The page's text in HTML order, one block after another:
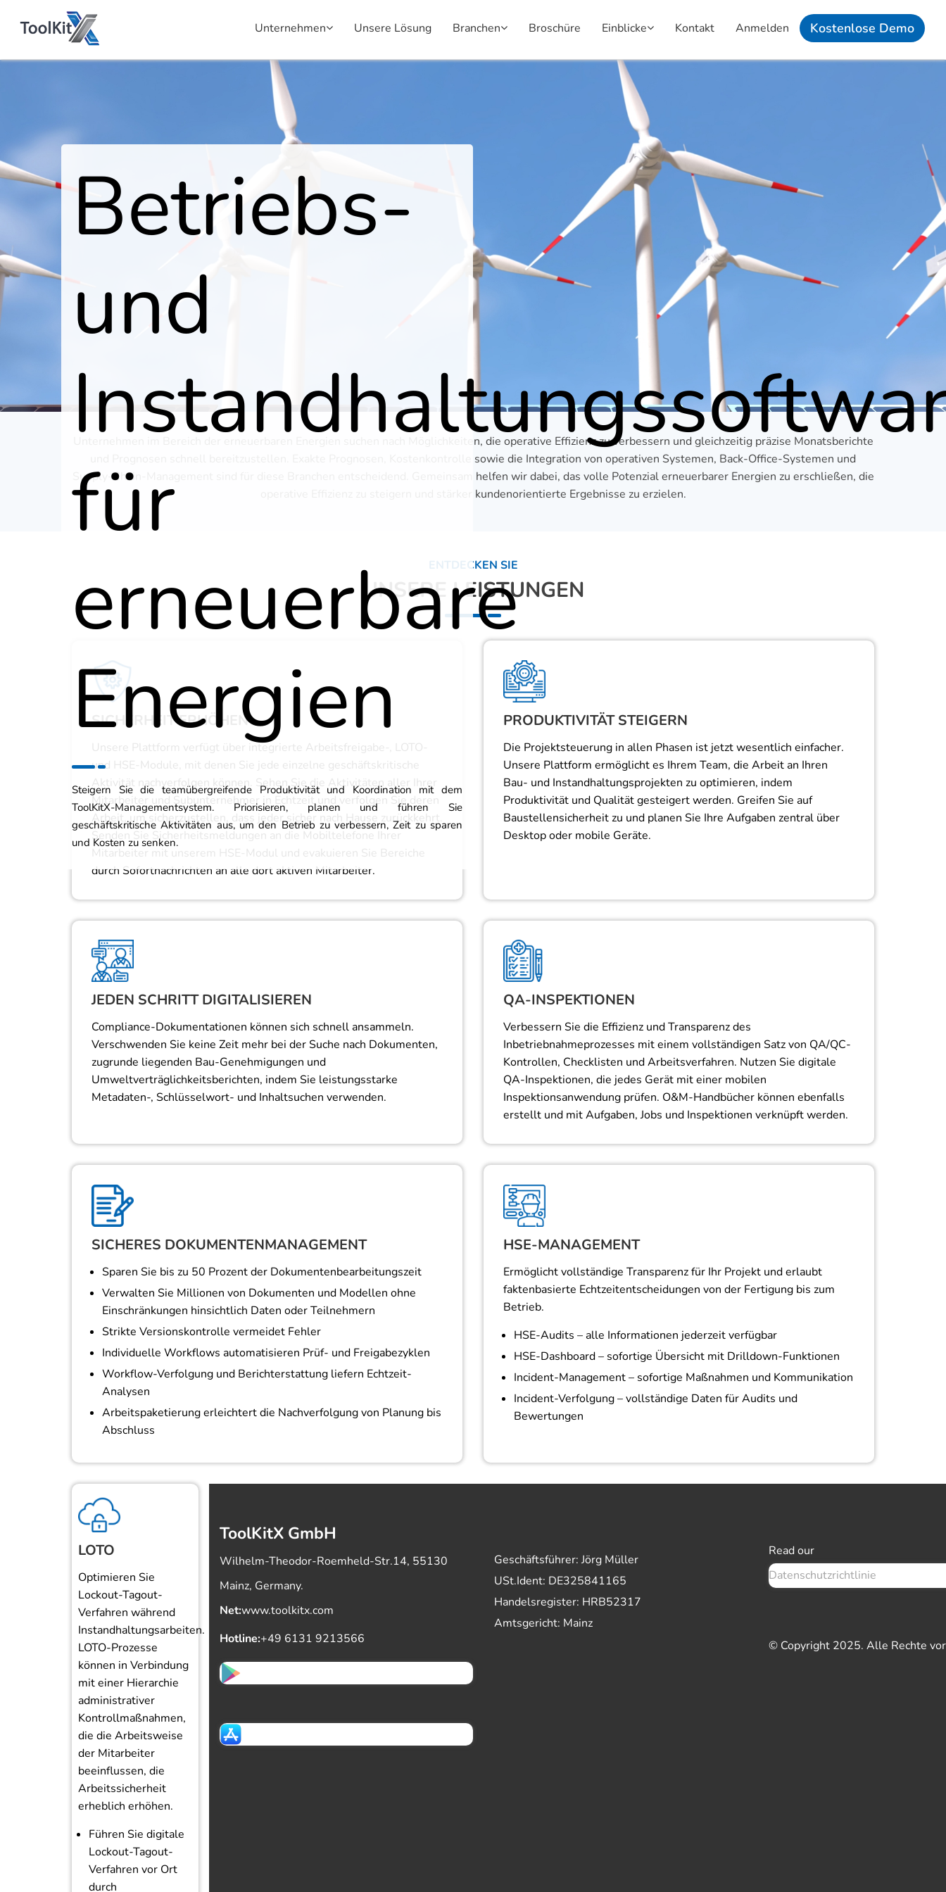
Unternehmen Unsere Lösung Branchen Broschüre Einblicke Kontakt Anmelden Kostenlose Demo
Betriebs-
und
für
erneuerbare
Energien
Steigern Sie die teamübergreifende Produktivität und Koordination mit dem
ToolKitX-Managementsystem. Priorisieren, planen und führen Sie
geschäftskritische Aktivitäten aus, um den Betrieb zu verbessern, Zeit zu sparen
und Kosten zu senken.
Unternehmen im Bereich der erneuerbaren Energien suchen nach Möglichkeiten, die operative Effizienz zu verbessern und gleichzeitig präzise Monatsberichte
und Prognosen schnell bereitzustellen. Exakte Prognosen, Kostenkontrolle sowie die Integration von operativen Systemen, Back-Office-Systemen und
Supply-Chain-Management sind für diese Branchen entscheidend. Gemeinsam helfen wir dabei, das volle Potenzial erneuerbarer Energien zu erschließen, die
operative Effizienz zu steigern und stärker kundenorientierte Ergebnisse zu erzielen.
ENTDECKEN SIE
UNSERE LEISTUNGEN
SICHERHEIT ERHÖHEN
Unsere Plattform verfügt über integrierte Arbeitsfreigabe-, LOTO-
und HSE-Module, mit denen Sie jede einzelne geschäftskritische
Aktivität nachverfolgen können. Sehen Sie die Aktivitäten aller Ihrer
Mitarbeiter und Subunternehmer in Echtzeit und verfolgen Sie deren
Arbeit, um sicherzustellen, dass jeder sicher nach Hause zurückkehrt.
Senden Sie Sicherheitsmeldungen an die Mobiltelefone Ihrer
Mitarbeiter mit unserem HSE-Modul und evakuieren Sie Bereiche
durch Sofortnachrichten an alle dort aktiven Mitarbeiter.
PRODUKTIVITÄT STEIGERN
Die Projektsteuerung in allen Phasen ist jetzt wesentlich einfacher.
Unsere Plattform ermöglicht es Ihrem Team, die Arbeit an Ihren
Bau- und Instandhaltungsprojekten zu optimieren, indem
Produktivität und Qualität gesteigert werden. Greifen Sie auf
Baustellensicherheit zu und planen Sie Ihre Aufgaben zentral über
Desktop oder mobile Geräte.
JEDEN SCHRITT DIGITALISIEREN
Compliance-Dokumentationen können sich schnell ansammeln.
Verschwenden Sie keine Zeit mehr bei der Suche nach Dokumenten,
zugrunde liegenden Bau-Genehmigungen und
Umweltverträglichkeitsberichten, indem Sie leistungsstarke
Metadaten-, Schlüsselwort- und Inhaltsuchen verwenden.
QA-INSPEKTIONEN
Verbessern Sie die Effizienz und Transparenz des
Inbetriebnahmeprozesses mit einem vollständigen Satz von QA/QC-
Kontrollen, Checklisten und Arbeitsverfahren. Nutzen Sie digitale
QA-Inspektionen, die jedes Gerät mit einer mobilen
Inspektionsanwendung prüfen. O&M-Handbücher können ebenfalls
erstellt und mit Aufgaben, Jobs und Inspektionen verknüpft werden.
SICHERES DOKUMENTENMANAGEMENT
Sparen Sie bis zu 50 Prozent der Dokumentenbearbeitungszeit
Verwalten Sie Millionen von Dokumenten und Modellen ohne
Einschränkungen hinsichtlich Daten oder Teilnehmern
Strikte Versionskontrolle vermeidet Fehler
Individuelle Workflows automatisieren Prüf- und Freigabezyklen
Workflow-Verfolgung und Berichterstattung liefern Echtzeit-
Analysen
Arbeitspaketierung erleichtert die Nachverfolgung von Planung bis
Abschluss
HSE-MANAGEMENT
Ermöglicht vollständige Transparenz für Ihr Projekt und erlaubt
faktenbasierte Echtzeitentscheidungen von der Fertigung bis zum
Betrieb.
HSE-Audits – alle Informationen jederzeit verfügbar
HSE-Dashboard – sofortige Übersicht mit Drilldown-Funktionen
Incident-Management – sofortige Maßnahmen und Kommunikation
Incident-Verfolgung – vollständige Daten für Audits und
Bewertungen
LOTO
Optimieren Sie
Lockout-Tagout-
Verfahren während
Instandhaltungsarbeiten.
LOTO-Prozesse
können in Verbindung
mit einer Hierarchie
administrativer
Kontrollmaßnahmen,
die die Arbeitsweise
der Mitarbeiter
beeinflussen, die
Arbeitssicherheit
erheblich erhöhen.
Führen Sie digitale
Lockout-Tagout-
Verfahren vor Ort
durch
ToolKitX GmbH
Wilhelm-Theodor-Roemheld-Str.14, 55130
Mainz, Germany.
Net:www.toolkitx.com
Hotline:+49 6131 9213566
Geschäftsführer: Jörg Müller
USt.Ident: DE325841165
Handelsregister: HRB52317
Amtsgericht: Mainz
Read our
Datenschutzrichtlinie
© Copyright 2025. Alle Rechte